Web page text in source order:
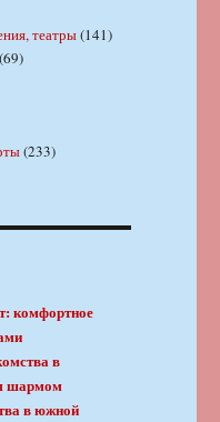
театры(141)
(69)
(233)
комфортное
в
шармом
в южной